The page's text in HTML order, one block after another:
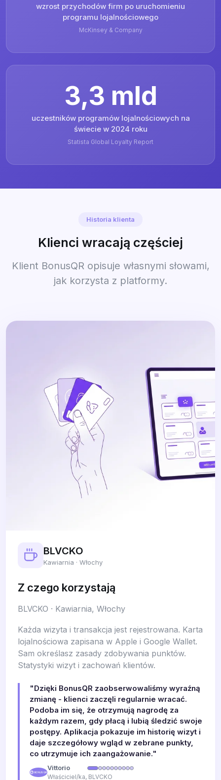
wzrost przychodów firm po uruchomieniu
programu lojalnościowego
McKinsey & Company
3,3 mld
uczestników programów lojalnościowych na
świecie w 2024 roku
Statista Global Loyalty Report
Historia klienta
Klienci wracają częściej
Klient BonusQR opisuje własnymi słowami,
jak korzysta z platformy.
BLVCKO
Kawiarnia · Włochy
Z czego korzystają
BLVCKO · Kawiarnia, Włochy
Każda wizyta i transakcja jest rejestrowana. Karta
lojalnościowa zapisana w Apple i Google Wallet.
Sam określasz zasady zdobywania punktów.
Statystyki wizyt i zachowań klientów.
"Dzięki BonusQR zaobserwowaliśmy wyraźną
zmianę - klienci zaczęli regularnie wracać.
Podoba im się, że otrzymują nagrodę za
każdym razem, gdy płacą i lubią śledzić swoje
postępy. Aplikacja pokazuje im historię wizyt i
daje szczegółowy wgląd w zebrane punkty,
co utrzymuje ich zaangażowanie."
Vittorio
Właściciel/ka, BLVCKO